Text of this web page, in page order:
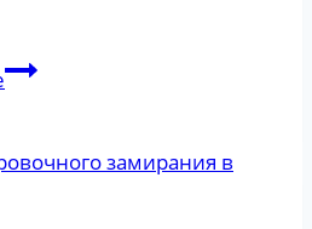
Профайлинг